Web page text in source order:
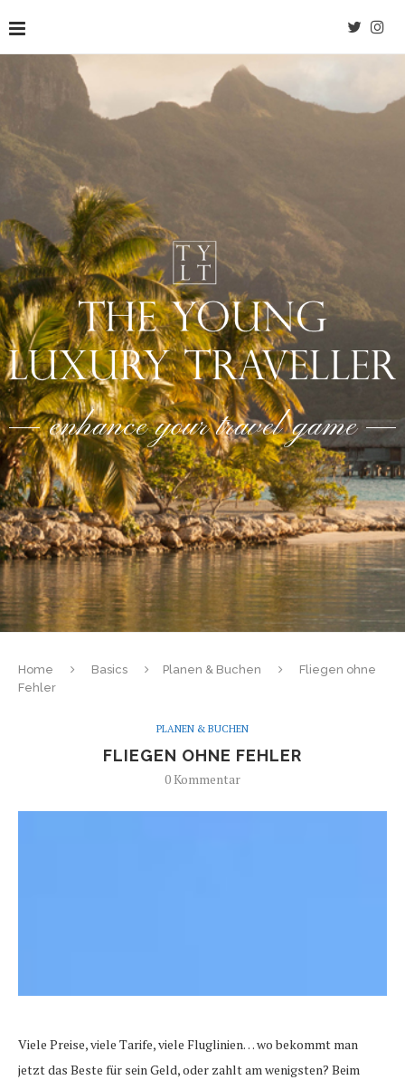
enhance your travel game
Home Basics Planen & Buchen
Fliegen ohne
Fehler
PLANEN & BUCHEN
FLIEGEN OHNE FEHLER
0 Kommentar
Viele Preise, viele Tarife, viele Fluglinien… wo bekommt man
jetzt das Beste für sein Geld, oder zahlt am wenigsten? Beim